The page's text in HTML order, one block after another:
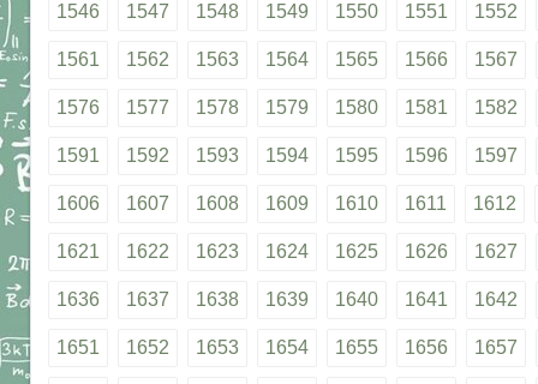
1546 1547 1548 1549 1550 1551 1552
1561 1562 1563 1564 1565 1566 1567
1576 1577 1578 1579 1580 1581 1582
1591 1592 1593 1594 1595 1596 1597
1606 1607 1608 1609 1610 1611 1612
1621 1622 1623 1624 1625 1626 1627
1636 1637 1638 1639 1640 1641 1642
1651 1652 1653 1654 1655 1656 1657